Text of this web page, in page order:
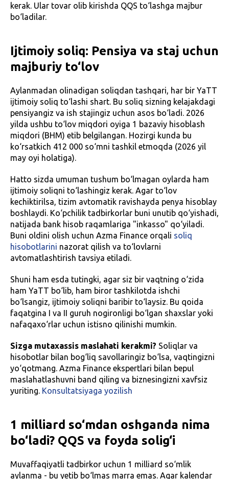
kerak. Ular tovar olib kirishda QQS to‘lashga majbur
bo‘ladilar.
Ijtimoiy soliq: Pensiya va staj uchun
majburiy to‘lov
Aylanmadan olinadigan soliqdan tashqari, har bir YaTT
ijtimoiy soliq to‘lashi shart. Bu soliq sizning kelajakdagi
pensiyangiz va ish stajingiz uchun asos bo‘ladi. 2026
yilda ushbu to‘lov miqdori oyiga 1 bazaviy hisoblash
miqdori (BHM) etib belgilangan. Hozirgi kunda bu
ko‘rsatkich 412 000 so‘mni tashkil etmoqda (2026 yil
may oyi holatiga).
Hatto sizda umuman tushum bo‘lmagan oylarda ham
ijtimoiy soliqni to‘lashingiz kerak. Agar to‘lov
kechiktirilsa, tizim avtomatik ravishayda penya hisoblay
boshlaydi. Ko‘pchilik tadbirkorlar buni unutib qo‘yishadi,
natijada bank hisob raqamlariga "inkasso" qo‘yiladi.
Buni oldini olish uchun Azma Finance orqali soliq
hisobotlarini nazorat qilish va to‘lovlarni
avtomatlashtirish tavsiya etiladi.
Shuni ham esda tutingki, agar siz bir vaqtning o‘zida
ham YaTT bo‘lib, ham biror tashkilotda ishchi
bo‘lsangiz, ijtimoiy soliqni baribir to‘laysiz. Bu qoida
faqatgina I va II guruh nogironligi bo‘lgan shaxslar yoki
nafaqaxo‘rlar uchun istisno qilinishi mumkin.
Sizga mutaxassis maslahati kerakmi? Soliqlar va
hisobotlar bilan bog‘liq savollaringiz bo‘lsa, vaqtingizni
yo‘qotmang. Azma Finance ekspertlari bilan bepul
maslahatlashuvni band qiling va biznesingizni xavfsiz
yuriting. Konsultatsiyaga yozilish
1 milliard so‘mdan oshganda nima
bo‘ladi? QQS va foyda solig‘i
Muvaffaqiyatli tadbirkor uchun 1 milliard so‘mlik
aylanma - bu yetib bo‘lmas marra emas. Agar kalendar